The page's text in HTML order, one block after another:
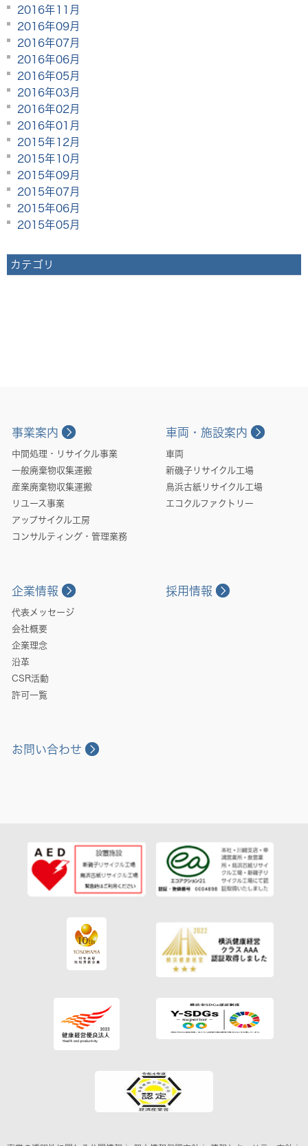
2016年11月
2016年09月
2016年07月
2016年06月
2016年05月
2016年03月
2016年02月
2016年01月
2015年12月
2015年10月
2015年09月
2015年07月
2015年06月
2015年05月
カテゴリ
事業案内
中間処理・リサイクル事業
一般廃棄物収集運搬
産業廃棄物収集運搬
リユース事業
アップサイクル工房
コンサルティング・管理業務
車両・施設案内
車両
新磯子リサイクル工場
鳥浜古紙リサイクル工場
エコクルファクトリー
企業情報
代表メッセージ
会社概要
企業理念
沿革
CSR活動
許可一覧
採用情報
お問い合わせ